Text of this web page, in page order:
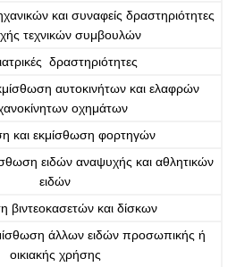
και συναφείς δραστηριότητες
τεχνικών συμβουλών
δραστηριότητες
αυτοκινήτων και ελαφρών
οχημάτων
και εκμίσθωση φορτηγών
ειδών αναψυχής και αθλητικών
ειδών
βιντεοκασετών και δίσκων
άλλων ειδών προσωπικής ή
οικιακής χρήσης